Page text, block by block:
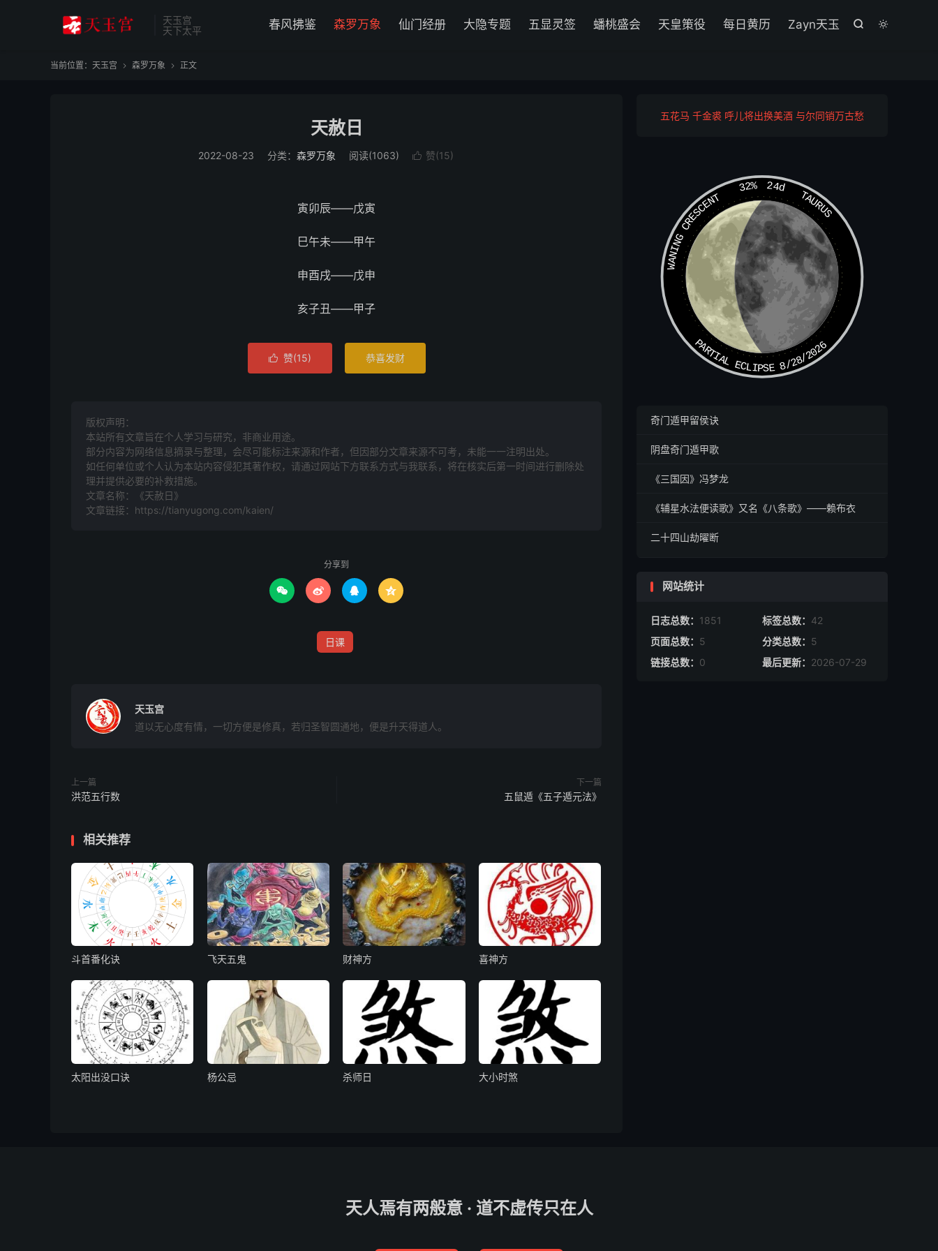
天玉宫
天下太平


春风拂鉴 森罗万象 仙门经册 大隐专题 五显灵签 蟠桃盛会 天皇策役 每日黄历 Zayn天玉
当前位置： 天玉宫  森罗万象  正文
天赦日
2022-08-23 分类： 森罗万象 阅读(1063)  赞(15)
寅卯辰——戊寅
巳午未——甲午
申酉戌——戊申
亥子丑——甲子
 赞(15) 恭喜发财
版权声明：
本站所有文章旨在个人学习与研究，非商业用途。
部分内容为网络信息摘录与整理，会尽可能标注来源和作者，但因部分文章来源不可考，未能一一注明出处。
如任何单位或个人认为本站内容侵犯其著作权，请通过网站下方联系方式与我联系​​，将在核实后第一时间进行删除处
理并提供必要的补救措施。
文章名称：《天赦日》
文章链接： https://tianyugong.com/kaien/
分享到
   
日课
天玉宫
道以无心度有情，一切方便是修真，若归圣智圆通地，便是升天得道人。
上一篇
洪范五行数
下一篇
五鼠遁《五子遁元法》
相关推荐
斗首番化诀 飞天五鬼 财神方 喜神方
太阳出没口诀 杨公忌 杀师日 大小时煞
五花马 千金裘 呼儿将出换美酒 与尔同销万古愁
32% 24d
TAURUS
WANING CRESCENT
PARTIAL ECLIPSE 8/28/2026
奇门遁甲留侯诀
阴盘奇门遁甲歌
《三国因》冯梦龙
《辅星水法便读歌》又名《八条歌》——赖布衣
二十四山劫曜断
网站统计
日志总数： 1851 标签总数： 42
页面总数： 5 分类总数： 5
链接总数： 0 最后更新： 2026-07-29
天人焉有两般意 · 道不虚传只在人